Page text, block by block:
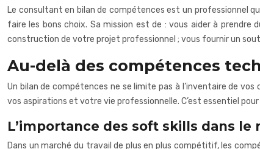
Le consultant en bilan de compétences est un professionnel
faire les bons choix. Sa mission est de : vous aider à
construction de votre projet professionnel ; vous fournir un
Au-delà des compétences
Un bilan de compétences ne se limite pas à l’inventaire de
vos aspirations et votre vie professionnelle. C’est essentiel
L’importance des soft skills dans le
Dans un marché du travail de plus en plus compétitif, les